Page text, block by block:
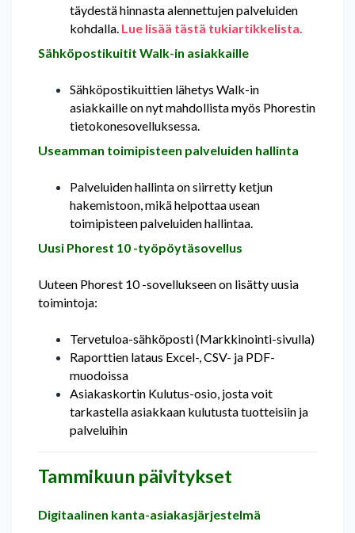
täydestä hinnasta alennettujen palveluiden
kohdalla. Lue lisää tästä tukiartikkelista.
Sähköpostikuitit Walk-in asiakkaille
Sähköpostikuittien lähetys Walk-in
asiakkaille on nyt mahdollista myös Phorestin
tietokonesovelluksessa.
Useamman toimipisteen palveluiden hallinta
Palveluiden hallinta on siirretty ketjun
hakemistoon, mikä helpottaa usean
toimipisteen palveluiden hallintaa.
Uusi Phorest 10 -työpöytäsovellus
Uuteen Phorest 10 -sovellukseen on lisätty uusia
toimintoja:
Tervetuloa-sähköposti (Markkinointi-sivulla)
Raporttien lataus Excel-, CSV- ja PDF-
muodoissa
Asiakaskortin Kulutus-osio, josta voit
tarkastella asiakkaan kulutusta tuotteisiin ja
palveluihin
Tammikuun päivitykset
Digitaalinen kanta-asiakasjärjestelmä